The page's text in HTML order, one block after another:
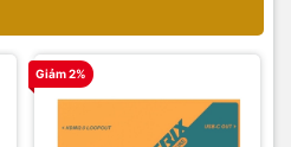
Giảm 2%